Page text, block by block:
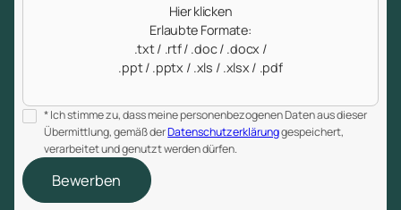
Hier klicken
Erlaubte Formate:
.txt / .rtf / .doc / .docx /
.ppt / .pptx / .xls / .xlsx / .pdf
* Ich stimme zu, dass meine personenbezogenen Daten aus dieser
Übermittlung, gemäß derDatenschutzerklärunggespeichert,
verarbeitet und genutzt werden dürfen.
Bewerben